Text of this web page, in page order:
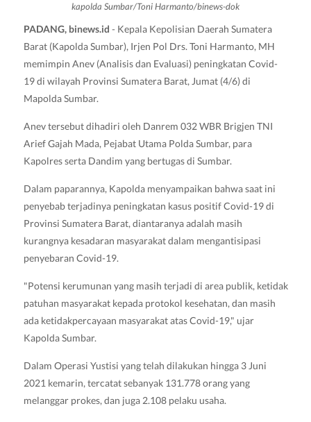
kapolda Sumbar/Toni Harmanto/binews-dok
PADANG, binews.id - Kepala Kepolisian Daerah Sumatera
Barat (Kapolda Sumbar), Irjen Pol Drs. Toni Harmanto, MH
memimpin Anev (Analisis dan Evaluasi) peningkatan Covid-
19 di wilayah Provinsi Sumatera Barat, Jumat (4/6) di
Mapolda Sumbar.
Anev tersebut dihadiri oleh Danrem 032 WBR Brigjen TNI
Arief Gajah Mada, Pejabat Utama Polda Sumbar, para
Kapolres serta Dandim yang bertugas di Sumbar.
Dalam paparannya, Kapolda menyampaikan bahwa saat ini
penyebab terjadinya peningkatan kasus positif Covid-19 di
Provinsi Sumatera Barat, diantaranya adalah masih
kurangnya kesadaran masyarakat dalam mengantisipasi
penyebaran Covid-19.
"Potensi kerumunan yang masih terjadi di area publik, ketidak
patuhan masyarakat kepada protokol kesehatan, dan masih
ada ketidakpercayaan masyarakat atas Covid-19," ujar
Kapolda Sumbar.
Dalam Operasi Yustisi yang telah dilakukan hingga 3 Juni
2021 kemarin, tercatat sebanyak 131.778 orang yang
melanggar prokes, dan juga 2.108 pelaku usaha.